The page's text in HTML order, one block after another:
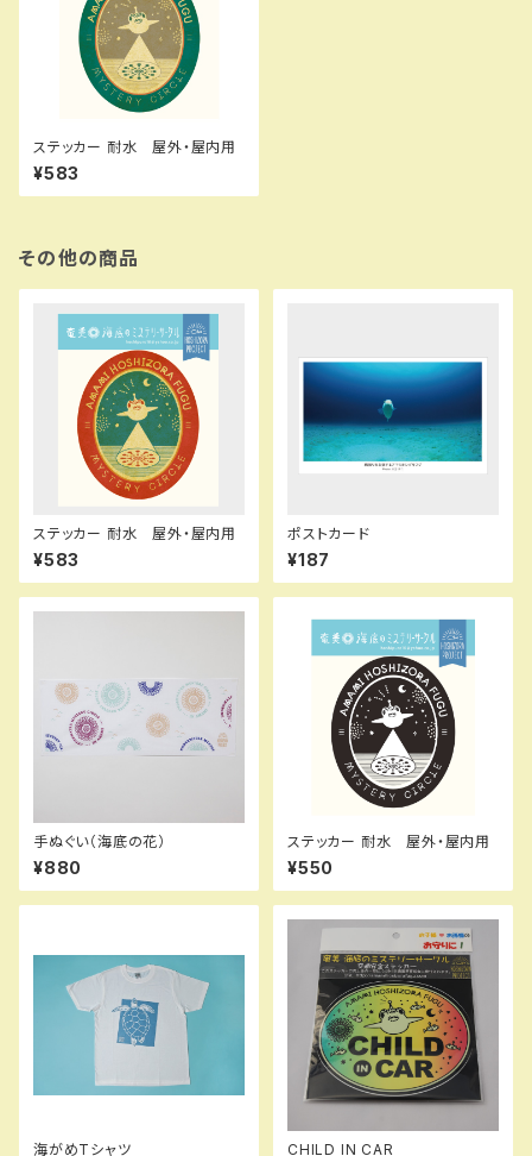
ステッカー 耐水 屋外・屋内用
¥583
その他の商品
ステッカー 耐水 屋外・屋内用
¥583
ポストカード
¥187
手ぬぐい（海底の花）
¥880
ステッカー 耐水 屋外・屋内用
¥550
海がめTシャツ CHILD IN CAR